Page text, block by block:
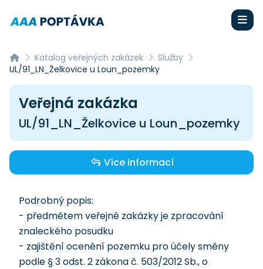
Katalog veřejných zakázek
Služby
UL/91_LN_Želkovice u Loun_pozemky
Veřejná zakázka
UL/91_LN_Želkovice u Loun_pozemky
Více informací
Podrobný popis:
- předmětem veřejné zakázky je zpracování
znaleckého posudku
- zajištění ocenění pozemku pro účely směny
podle § 3 odst. 2 zákona č. 503/2012 Sb., o